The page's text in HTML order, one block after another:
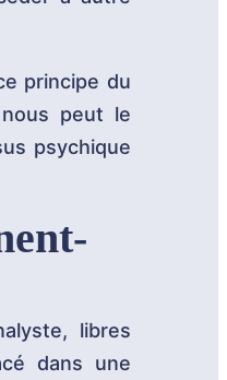
principe du
peut le
psychique
libres
dans une